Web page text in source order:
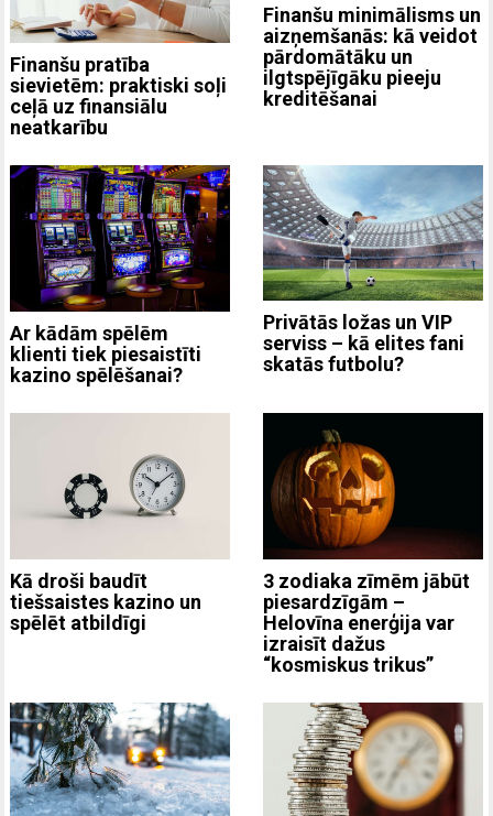
Finanšu pratība
sievietēm: praktiski soļi
ceļā uz finansiālu
neatkarību
Finanšu minimālisms un
aizņemšanās: kā veidot
pārdomātāku un
ilgtspējīgāku pieeju
kreditēšanai
Ar kādām spēlēm
klienti tiek piesaistīti
kazino spēlēšanai?
Privātās ložas un VIP
serviss – kā elites fani
skatās futbolu?
Kā droši baudīt
tiešsaistes kazino un
spēlēt atbildīgi
3 zodiaka zīmēm jābūt
piesardzīgām –
Helovīna enerģija var
izraisīt dažus
“kosmiskus trikus”